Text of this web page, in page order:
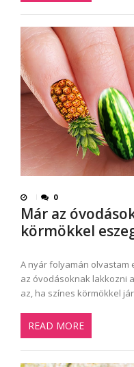
0
Már az
körmökkel
A nyár folyamán olvastam
az óvodásoknak lakkozni
az, ha színes körmökkel
READ MORE